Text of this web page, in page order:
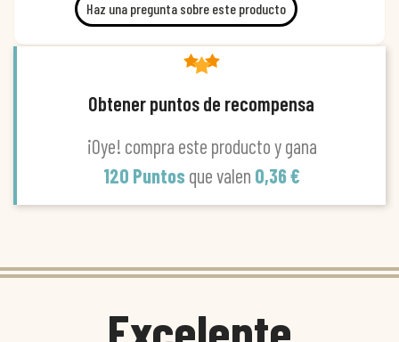
Haz una pregunta sobre este producto
Obtener puntos de recompensa
¡Oye! compra este producto y gana
120 Puntos que valen 0,36 €